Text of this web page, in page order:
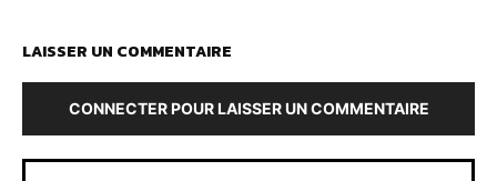
LAISSER UN COMMENTAIRE
CONNECTER POUR LAISSER UN COMMENTAIRE